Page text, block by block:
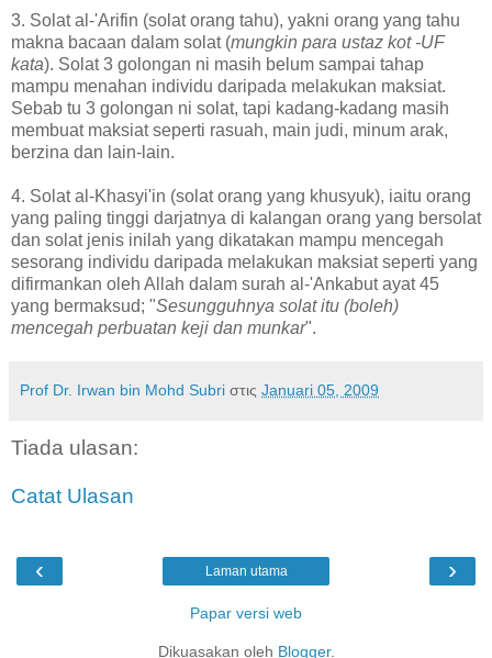
3. Solat al-'Arifin (solat orang tahu), yakni orang yang tahu
makna bacaan dalam solat (mungkin para ustaz kot -UF
kata). Solat 3 golongan ni masih belum sampai tahap
mampu menahan individu daripada melakukan maksiat.
Sebab tu 3 golongan ni solat, tapi kadang-kadang masih
membuat maksiat seperti rasuah, main judi, minum arak,
berzina dan lain-lain.
4. Solat al-Khasyi'in (solat orang yang khusyuk), iaitu orang
yang paling tinggi darjatnya di kalangan orang yang bersolat
dan solat jenis inilah yang dikatakan mampu mencegah
sesorang individu daripada melakukan maksiat seperti yang
difirmankan oleh Allah dalam surah al-'Ankabut ayat 45
yang bermaksud; "Sesungguhnya solat itu (boleh)
mencegah perbuatan keji dan munkar".
Prof Dr. Irwan bin Mohd Subri στις Januari 05, 2009
Tiada ulasan:
Catat Ulasan
‹ ›
Laman utama
Papar versi web
Dikuasakan oleh Blogger.